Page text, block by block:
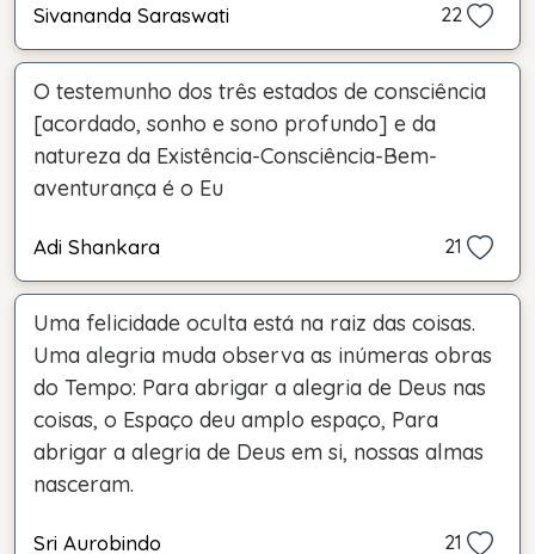
Sivananda Saraswati 22
O testemunho dos três estados de consciência
[acordado, sonho e sono profundo] e da
natureza da Existência-Consciência-Bem-
aventurança é o Eu
Adi Shankara 21
Uma felicidade oculta está na raiz das coisas.
Uma alegria muda observa as inúmeras obras
do Tempo: Para abrigar a alegria de Deus nas
coisas, o Espaço deu amplo espaço, Para
abrigar a alegria de Deus em si, nossas almas
nasceram.
Sri Aurobindo 21